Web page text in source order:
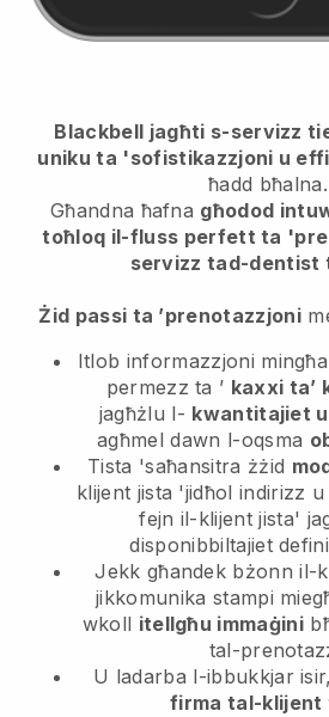
Blackbell jagħti s-servizz
uniku ta 'sofistikazzjoni u
ħadd bħalna.
Għandna ħafna għodod
toħloq il-fluss perfett ta
servizz tad-dentist
Żid passi ta ’prenotazzjoni
Itlob informazzjoni
permezz ta ’ kaxxi ta’
jagħżlu l- kwantitajiet
agħmel dawn l-oqsma
Tista 'saħansitra żżid
klijent jista 'jidħol indirizz u
fejn il-klijent jista'
disponibbiltajiet
Jekk għandek bżonn il-
jikkomunika stampi
wkoll itellgħu immaġini
tal-
U ladarba l-ibbukkjar
firma tal-klijent